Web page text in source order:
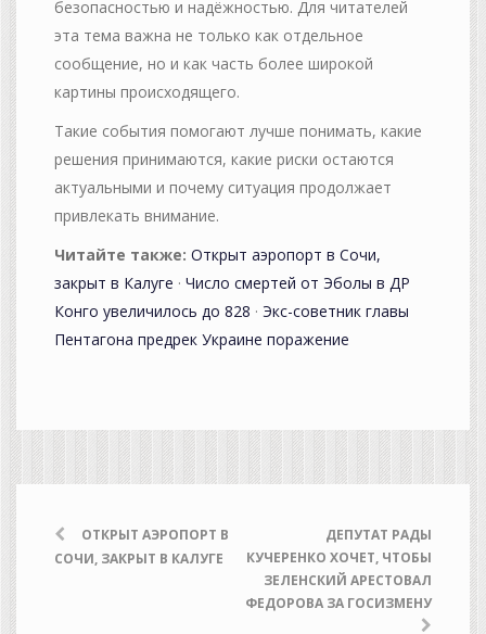
безопасностью и надёжностью. Для читателей
эта тема важна не только как отдельное
сообщение, но и как часть более широкой
картины происходящего.
Такие события помогают лучше понимать, какие
решения принимаются, какие риски остаются
актуальными и почему ситуация продолжает
привлекать внимание.
Читайте также: Открыт аэропорт в Сочи,
закрыт в Калуге · Число смертей от Эболы в ДР
Конго увеличилось до 828 · Экс-советник главы
Пентагона предрек Украине поражение
ОТКРЫТ АЭРОПОРТ В
СОЧИ, ЗАКРЫТ В КАЛУГЕ
ДЕПУТАТ РАДЫ
КУЧЕРЕНКО ХОЧЕТ, ЧТОБЫ
ЗЕЛЕНСКИЙ АРЕСТОВАЛ
ФЕДОРОВА ЗА ГОСИЗМЕНУ